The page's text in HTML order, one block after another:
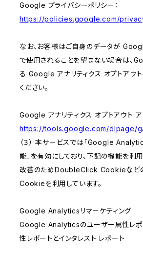
Google プライバシーポリシー：
https://policies.google.com/
なお、お客様はご自身のデータが
で使用されることを望まない場合は、
る Google アナリティクス オプトアウ
ください。
Google アナリティクス オプトアウト ア
https://tools.google.com/dlpage/
（３） 本サービスでは「Google
能」を有効にしており、下記の機能を利
改善のためDoubleClick Cookieなど
Cookieを利用しています。
Google Analyticsリマーケティング
Google Analyticsのユーザー属性レポ
性レポートとインタレスト レポート